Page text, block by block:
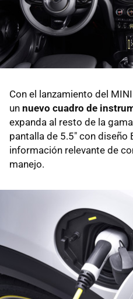
Con el lanzamiento del
un nuevo cuadro de
expanda al resto de la
pantalla de 5.5" con diseño
información relevante de
manejo.